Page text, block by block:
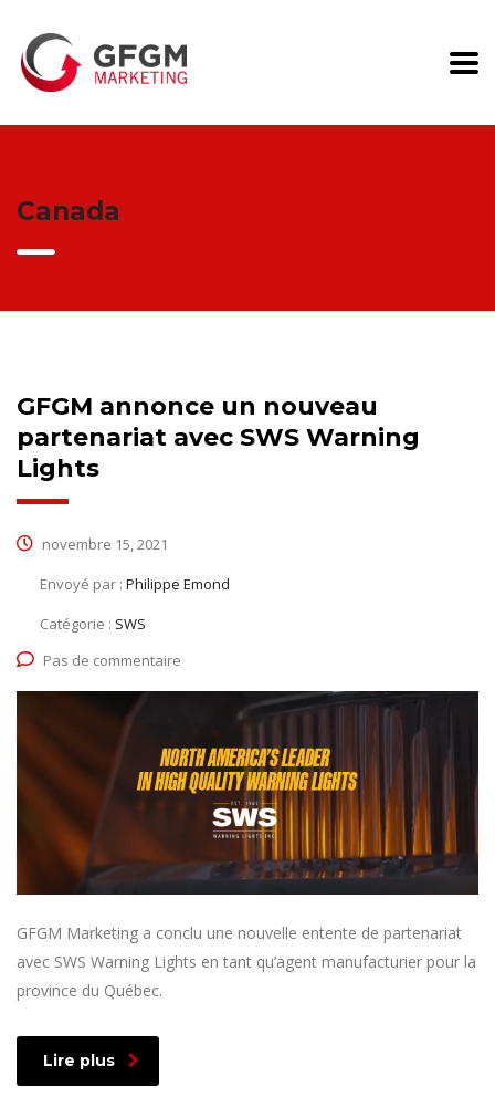
Canada
GFGM annonce un nouveau
partenariat avec SWS Warning
Lights
novembre 15, 2021
Envoyé par : Philippe Emond
Catégorie : SWS
Pas de commentaire
GFGM Marketing a conclu une nouvelle entente de partenariat
avec SWS Warning Lights en tant qu’agent manufacturier pour la
province du Québec.
Lire plus